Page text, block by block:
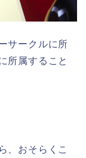
サークルに所
所属すること
、おそらくこ